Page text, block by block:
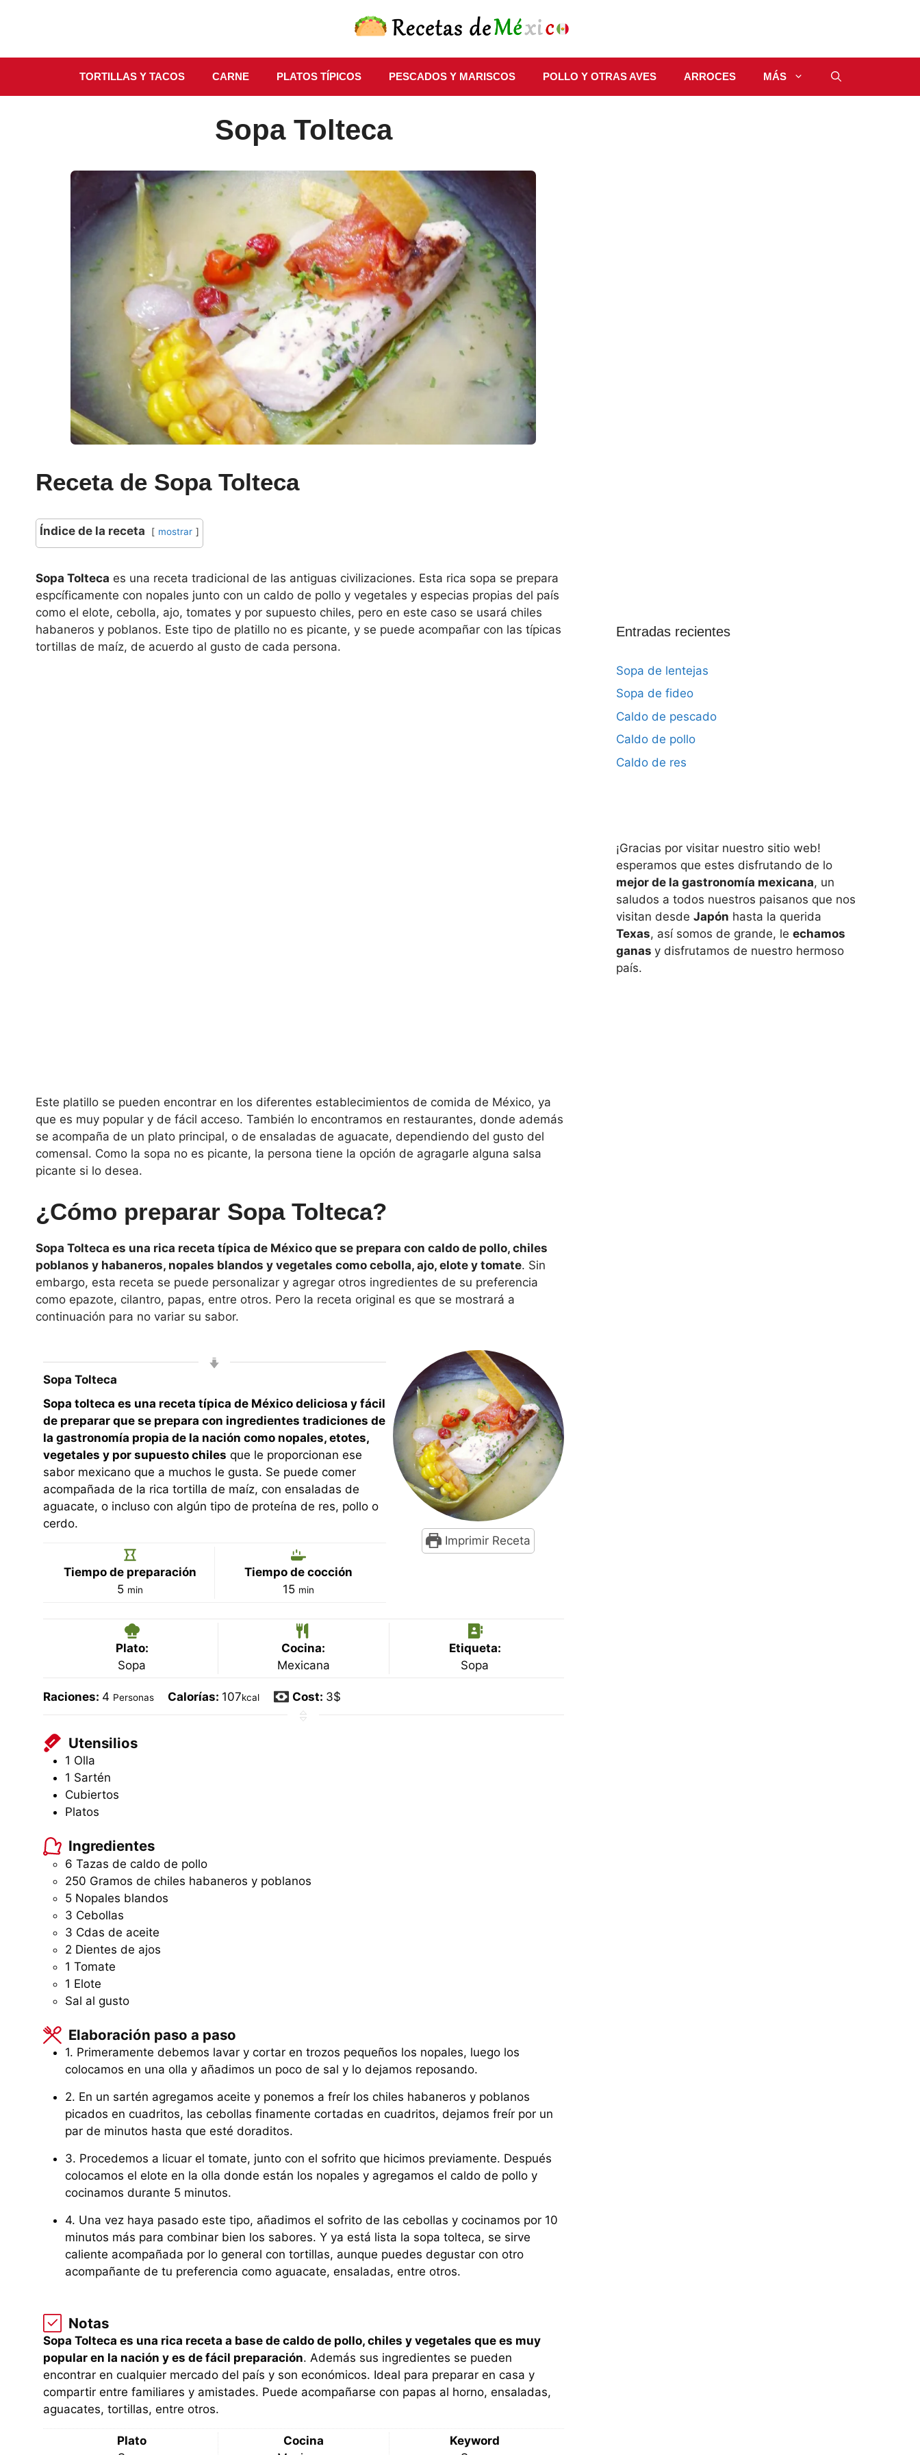
TORTILLAS Y TACOS CARNE PLATOS TÍPICOS PESCADOS Y MARISCOS POLLO Y OTRAS AVES ARROCES MÁS
Sopa Tolteca
Receta de Sopa Tolteca
Índice de la receta mostrar
Sopa Tolteca es una receta tradicional de las antiguas civilizaciones. Esta rica sopa se prepara
espcíficamente con nopales junto con un caldo de pollo y vegetales y especias propias del país
como el elote, cebolla, ajo, tomates y por supuesto chiles, pero en este caso se usará chiles
habaneros y poblanos. Este tipo de platillo no es picante, y se puede acompañar con las típicas
tortillas de maíz, de acuerdo al gusto de cada persona.
Este platillo se pueden encontrar en los diferentes establecimientos de comida de México, ya
que es muy popular y de fácil acceso. También lo encontramos en restaurantes, donde además
se acompaña de un plato principal, o de ensaladas de aguacate, dependiendo del gusto del
comensal. Como la sopa no es picante, la persona tiene la opción de agragarle alguna salsa
picante si lo desea.
¿Cómo preparar Sopa Tolteca?
Sopa Tolteca es una rica receta típica de México que se prepara con caldo de pollo, chiles
poblanos y habaneros, nopales blandos y vegetales como cebolla, ajo, elote y tomate. Sin
embargo, esta receta se puede personalizar y agregar otros ingredientes de su preferencia
como epazote, cilantro, papas, entre otros. Pero la receta original es que se mostrará a
continuación para no variar su sabor.
Imprimir Receta
Sopa Tolteca
Sopa tolteca es una receta típica de México deliciosa y fácil
de preparar que se prepara con ingredientes tradiciones de
la gastronomía propia de la nación como nopales, etotes,
vegetales y por supuesto chiles que le proporcionan ese
sabor mexicano que a muchos le gusta. Se puede comer
acompañada de la rica tortilla de maíz, con ensaladas de
aguacate, o incluso con algún tipo de proteína de res, pollo o
cerdo.
Tiempo de preparación
5minutos
min
Tiempo de cocción
15minutos
min
Plato:
Sopa
Cocina:
Mexicana
Etiqueta:
Sopa
Raciones: 4 Personas Calorías: 107kcal Cost: 3$
Utensilios
1 Olla
1 Sartén
Cubiertos
Platos
Ingredientes
6 Tazas de caldo de pollo
250 Gramos de chiles habaneros y poblanos
5 Nopales blandos
3 Cebollas
3 Cdas de aceite
2 Dientes de ajos
1 Tomate
1 Elote
Sal al gusto
Elaboración paso a paso
1. Primeramente debemos lavar y cortar en trozos pequeños los nopales, luego los
colocamos en una olla y añadimos un poco de sal y lo dejamos reposando.
2. En un sartén agregamos aceite y ponemos a freír los chiles habaneros y poblanos
picados en cuadritos, las cebollas finamente cortadas en cuadritos, dejamos freír por un
par de minutos hasta que esté doraditos.
3. Procedemos a licuar el tomate, junto con el sofrito que hicimos previamente. Después
colocamos el elote en la olla donde están los nopales y agregamos el caldo de pollo y
cocinamos durante 5 minutos.
4. Una vez haya pasado este tipo, añadimos el sofrito de las cebollas y cocinamos por 10
minutos más para combinar bien los sabores. Y ya está lista la sopa tolteca, se sirve
caliente acompañada por lo general con tortillas, aunque puedes degustar con otro
acompañante de tu preferencia como aguacate, ensaladas, entre otros.
Notas
Sopa Tolteca es una rica receta a base de caldo de pollo, chiles y vegetales que es muy
popular en la nación y es de fácil preparación. Además sus ingredientes se pueden
encontrar en cualquier mercado del país y son económicos. Ideal para preparar en casa y
compartir entre familiares y amistades. Puede acompañarse con papas al horno, ensaladas,
aguacates, tortillas, entre otros.
Plato
Cocina
Keyword
Entradas recientes
Sopa de lentejas
Sopa de fideo
Caldo de pescado
Caldo de pollo
Caldo de res
¡Gracias por visitar nuestro sitio web!
esperamos que estes disfrutando de lo
mejor de la gastronomía mexicana, un
saludos a todos nuestros paisanos que nos
visitan desde Japón hasta la querida
Texas, así somos de grande, le echamos
ganas y disfrutamos de nuestro hermoso
país.